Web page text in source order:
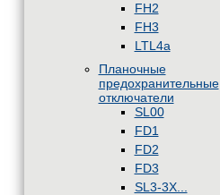
FH2
FH3
LTL4a
Планочные
предохранительные
отключатели
SL00
FD1
FD2
FD3
SL3-3X...